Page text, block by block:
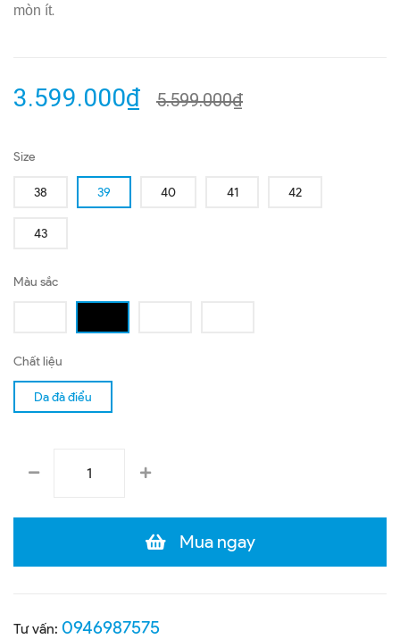
mòn ít.
3.599.000₫ 5.599.000₫
Size
38 39 40 41 42
43
Màu sắc
Chất liệu
Da đà điểu
Mua ngay
Tư vấn: 0946987575